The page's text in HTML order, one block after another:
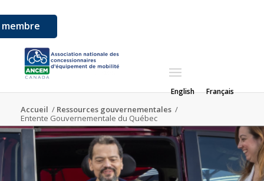
English Français
Accueil / Ressources gouvernementales /
Entente Gouvernementale du Québec